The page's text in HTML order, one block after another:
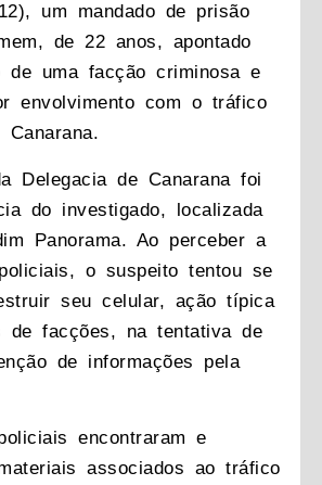
um mandado de prisão
de 22 anos, apontado
de uma facção criminosa e
envolvimento com o tráfico
Delegacia de Canarana foi
do investigado, localizada
Panorama. Ao perceber a
o suspeito tentou se
seu celular, ação típica
de facções, na tentativa de
de informações pela
encontraram e
associados ao tráfico